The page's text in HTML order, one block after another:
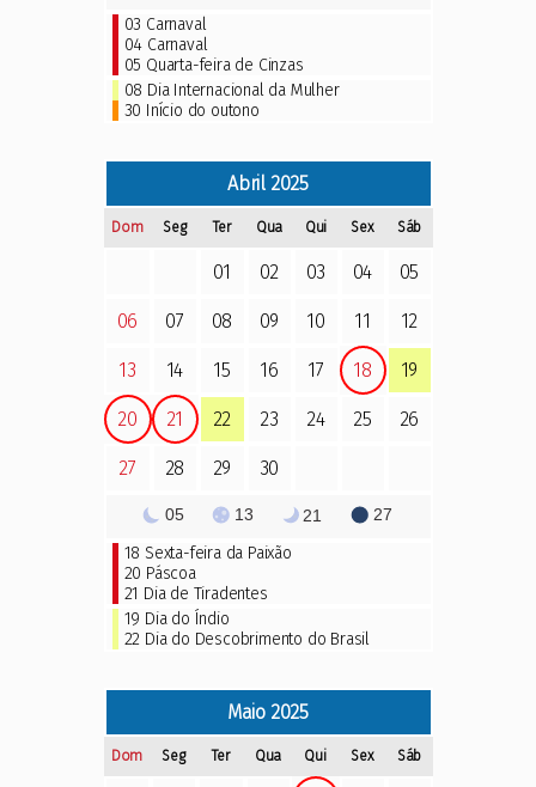
03 Carnaval
04 Carnaval
05 Quarta-feira de Cinzas
08 Dia Internacional da Mulher
30 Início do outono
Abril 2025
Dom Seg Ter Qua Qui Sex Sáb
01 02 03 04 05
06 07 08 09 10 11 12
13 14 15 16 17 18 19
20 21 22 23 24 25 26
27 28 29 30
05 13 21 27
18 Sexta-feira da Paixão
20 Páscoa
21 Dia de Tiradentes
19 Dia do Índio
22 Dia do Descobrimento do Brasil
Maio 2025
Dom Seg Ter Qua Qui Sex Sáb